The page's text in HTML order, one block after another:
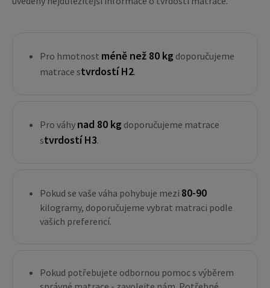
Pro hmotnost méně než 80 kg doporučujeme
matrace stvrdostí H2.
Pro váhy nad 80 kg doporučujeme matrace
stvrdostí H3.
Pokud se vaše váha pohybuje mezi 80-90
kilogramy, doporučujeme vybrat matraci podle
vašich preferencí.
Pokud potřebujete odbornou pomoc s výběrem